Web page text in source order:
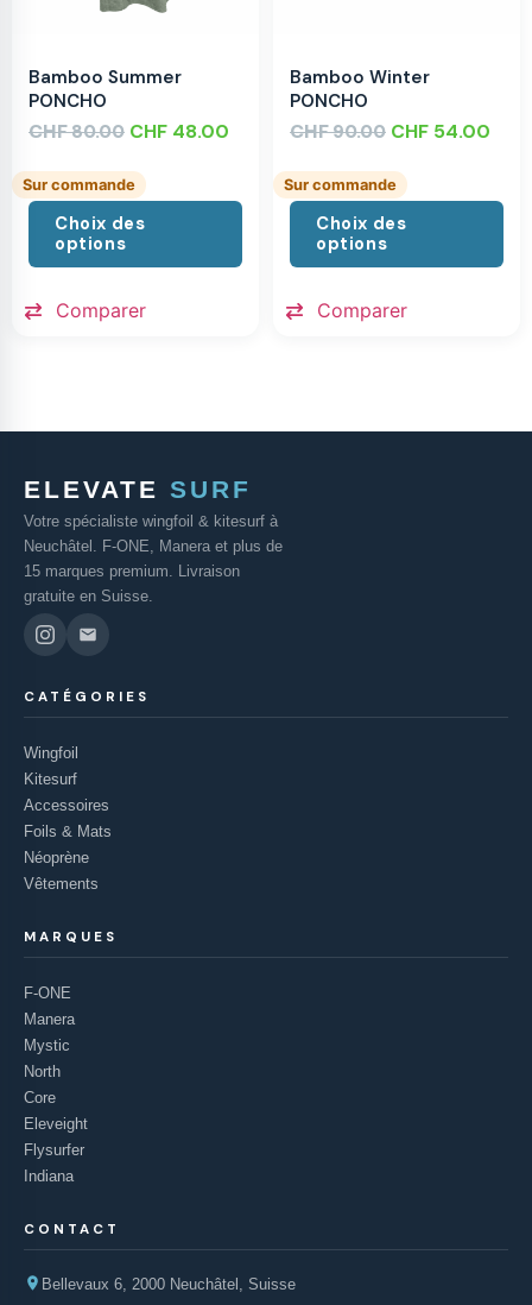
Bamboo Summer
PONCHO
CHF80.00 CHF 48.00
Sur commande
Choix des
options
Comparer
Bamboo Winter
PONCHO
CHF90.00 CHF 54.00
Sur commande
Choix des
options
Comparer
ELEVATE SURF
Votre spécialiste wingfoil & kitesurf à
Neuchâtel. F-ONE, Manera et plus de
15 marques premium. Livraison
gratuite en Suisse.
CATÉGORIES
Wingfoil
Kitesurf
Accessoires
Foils & Mats
Néoprène
Vêtements
MARQUES
F-ONE
Manera
Mystic
North
Core
Eleveight
Flysurfer
Indiana
CONTACT
Bellevaux 6, 2000 Neuchâtel, Suisse